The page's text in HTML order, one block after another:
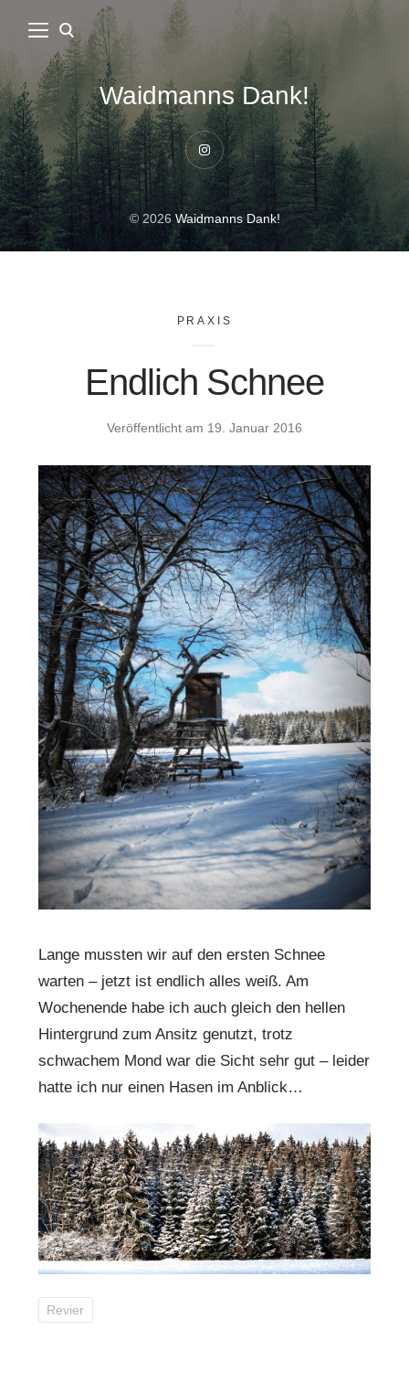
Waidmanns Dank!
Instagram
© 2026Waidmanns Dank!
PRAXIS
Endlich Schnee
Veröffentlicht am 19. Januar 2016
Lange mussten wir auf den ersten Schnee
warten – jetzt ist endlich alles weiß. Am
Wochenende habe ich auch gleich den hellen
Hintergrund zum Ansitz genutzt, trotz
schwachem Mond war die Sicht sehr gut – leider
hatte ich nur einen Hasen im Anblick…
Revier